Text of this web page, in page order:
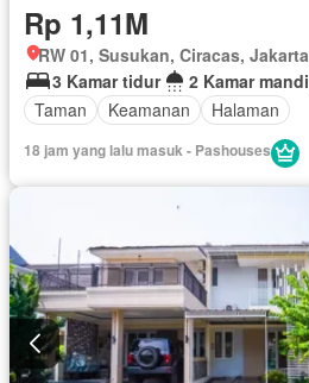
Rp 1,11M
3 Kamar tidur
2 Kamar mandi
Taman
Keamanan Halaman
18 jam yang lalu masuk - Pashouses